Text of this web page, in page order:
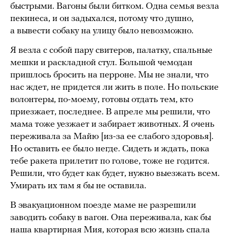
быстрыми. Вагоны были битком. Одна семья везла
пекинеса, и он задыхался, потому что душно,
а вывести собаку на улицу было невозможно.
Я везла с собой пару свитеров, палатку, спальные
мешки и раскладной стул. Большой чемодан
пришлось бросить на перроне. Мы не знали, что
нас ждет, не придется ли жить в поле. Но польские
волонтеры, по-моему, готовы отдать тем, кто
приезжает, последнее. В апреле мы решили, что
мама тоже уезжает и забирает животных. Я очень
переживала за Майю [из-за ее слабого здоровья].
Но оставить ее было негде. Сидеть и ждать, пока
тебе ракета прилетит по голове, тоже не годится.
Решили, что будет как будет, нужно выезжать всем.
Умирать их там я бы не оставила.
В эвакуационном поезде маме не разрешили
заводить собаку в вагон. Она переживала, как бы
наша квартирная Мия, которая всю жизнь спала